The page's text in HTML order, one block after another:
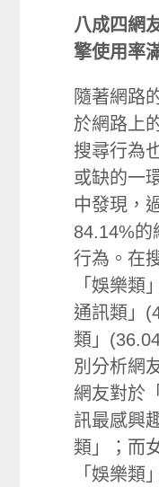
八成四網
擎使用率
隨著網路
於網路上
搜尋行為
或缺的一
中發現，
84.14%的
行為。在
「娛樂類
通訊類」
類」
別分析網
網友對於
訊最感興
類」；而
「娛樂類